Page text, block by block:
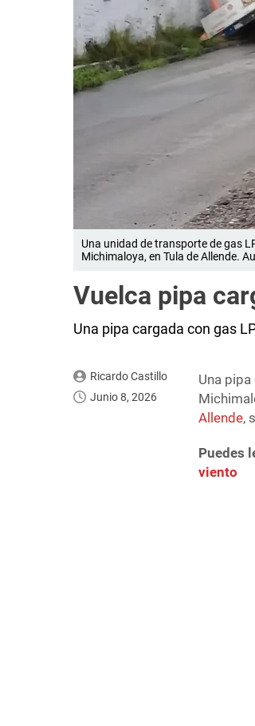
Una unidad de transporte de gas
Michimaloya, en Tula de Allende.
Vuelca pipa
Una pipa cargada con gas
Ricardo Castillo
Junio 8, 2026
Una
Allende,
Puedes
viento